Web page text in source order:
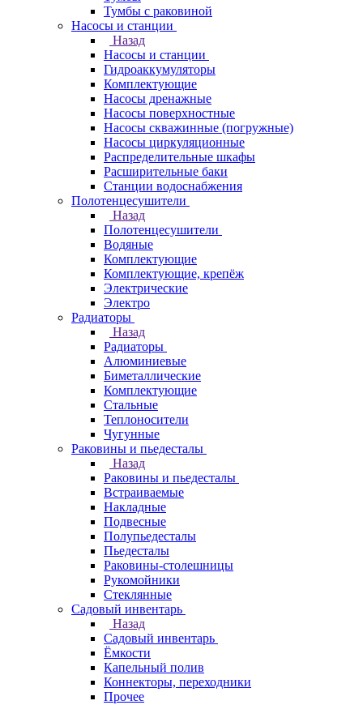
Тумбы с раковиной
Насосы и станции
Назад
Насосы и станции
Гидроаккумуляторы
Комплектующие
Насосы дренажные
Насосы поверхностные
Насосы скважинные (погружные)
Насосы циркуляционные
Распределительные шкафы
Расширительные баки
Станции водоснабжения
Полотенцесушители
Назад
Полотенцесушители
Водяные
Комплектующие
Комплектующие, крепёж
Электрические
Электро
Радиаторы
Назад
Радиаторы
Алюминиевые
Биметаллические
Комплектующие
Стальные
Теплоносители
Чугунные
Раковины и пьедесталы
Назад
Раковины и пьедесталы
Встраиваемые
Накладные
Подвесные
Полупьедесталы
Пьедесталы
Раковины-столешницы
Рукомойники
Стеклянные
Садовый инвентарь
Назад
Садовый инвентарь
Ёмкости
Капельный полив
Коннекторы, переходники
Прочее